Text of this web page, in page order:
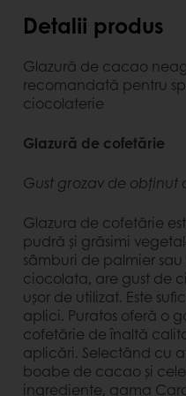
Detalii produs
Glazură de cacao
recomandată pentru
ciocolaterie
Glazură de cofetărie
Gust grozav de obținut
Glazura de cofetărie
pudră și grăsimi
sâmburi de palmier
ciocolata, are gust de
ușor de utilizat. Este
aplici. Puratos oferă o
cofetărie de înaltă
aplicări. Selectând cu
boabe de cacao și
ingrediente, gama